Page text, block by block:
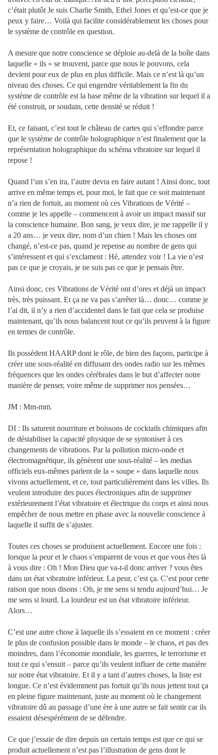
c’était plutôt Je suis Charlie Smith, Ethel Jones et qu’est-ce que je
peux y faire… Voilà qui facilite considérablement les choses pour
le système de contrôle en question.
A mesure que notre conscience se déploie au-delà de la boîte dans
laquelle « ils » se trouvent, parce que nous le pouvons, cela
devient pour eux de plus en plus difficile. Mais ce n’est là qu’un
niveau des choses. Ce qui engendre véritablement la fin du
système de contrôle est la base même de la vibration sur lequel il a
été construit, or soudain, cette densité se réduit !
Et, ce faisant, c’est tout le château de cartes qui s’effondre parce
que le système de contrôle holographique n’est finalement que la
représentation holographique du schéma vibratoire sur lequel il
repose !
Quand l’un s’en ira, l’autre devra en faire autant ! Ainsi donc, tout
arrive en même temps et, pour moi, le fait que ce soit maintenant
n’a rien de fortuit, au moment où ces Vibrations de Vérité –
comme je les appelle – commencent à avoir un impact massif sur
la conscience humaine. Bon sang, je veux dire, je me rappelle il y
a 20 ans… je veux dire, nom d’un chien ! Mais les choses ont
changé, n’est-ce pas, quand je repense au nombre de gens qui
s’intéressent et qui s’exclament : Hé, attendez voir ! La vie n’est
pas ce que je croyais, je ne suis pas ce que je pensais être.
Ainsi donc, ces Vibrations de Vérité ont d’ores et déjà un impact
très, très puissant. Et ça ne va pas s’arrêter là… donc… comme je
l’ai dit, il n’y a rien d’accidentel dans le fait que cela se produise
maintenant, qu’ils nous balancent tout ce qu’ils peuvent à la figure
en termes de contrôle.
Ils possèdent HAARP dont le rôle, de bien des façons, participe à
créer une sous-réalité en diffusant des ondes radio sur les mêmes
fréquences que les ondes cérébrales dans le but d’affecter notre
manière de penser, voire même de supprimer nos pensées…
JM : Mm-mm.
DI : Ils saturent nourriture et boissons de cocktails chimiques afin
de déstabiliser la capacité physique de se syntoniser à ces
changements de vibrations. Par la pollution micro-onde et
électromagnétique, ils génèrent une sous-réalité – les medias
officiels eux-mêmes parlent de la « soupe » dans laquelle nous
vivons actuellement, et ce, tout particulièrement dans les villes. Ils
veulent introduire des puces électroniques afin de supprimer
extérieurement l’état vibratoire et électrique du corps et ainsi nous
empêcher de nous mettre en phase avec la nouvelle conscience à
laquelle il suffit de s’ajuster.
Toutes ces choses se produisent actuellement. Encore une fois :
lorsque la peur et le chaos s’emparent de vous et que vous êtes là
à vous dire : Oh ! Mon Dieu que va-t-il donc arriver ? vous êtes
dans un état vibratoire inférieur. La peur, c’est ça. C’est pour cette
raison que nous disons : Oh, je me sens si tendu aujourd’hui… Je
me sens si lourd. La lourdeur est un état vibratoire inférieur.
Alors…
C’est une autre chose à laquelle ils s’essaient en ce moment : créer
le plus de confusion possible dans le monde – le chaos, et pas des
moindres, dans l’économie mondiale, les guerres, le terrorisme et
tout ce qui s’ensuit – parce qu’ils veulent influer de cette manière
sur notre état vibratoire. Et il y a tant d’autres choses, la liste est
longue. Ce n’est évidemment pas fortuit qu’ils nous jettent tout ça
en pleine figure maintenant, juste au moment où le changement
vibratoire dû au passage d’une ère à une autre se fait sentir car ils
essaient désespérément de se défendre.
Ce que j’essaie de dire depuis un certain temps est que ce qui se
produit actuellement n’est pas l’illustration de gens dont le